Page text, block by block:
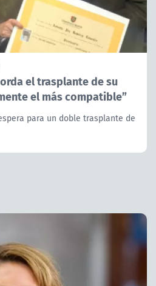
el trasplante de su
el más compatible”
para un doble trasplante de